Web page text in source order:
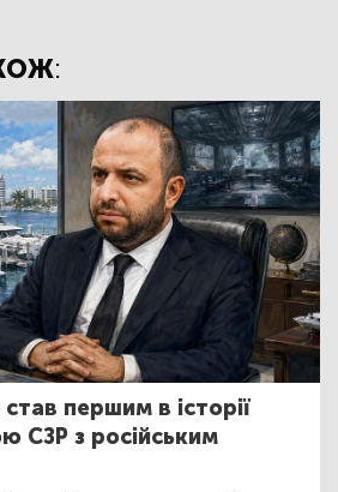
першим в історії
СЗР з російським